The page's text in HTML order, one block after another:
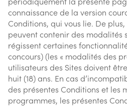
connaissance de la version
Conditions, qui vous lie. De
peuvent contenir des modalités
régissent certaines
concours) (les « modalités des
utilisateurs des Sites doivent
huit (18) ans. En cas
des présentes Conditions et les
programmes, les présentes